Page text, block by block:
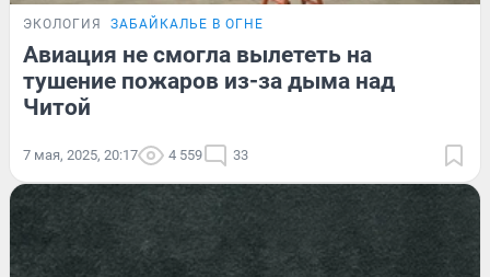
ЭКОЛОГИЯ ЗАБАЙКАЛЬЕ В ОГНЕ
Авиация не смогла вылететь на
тушение пожаров из-за дыма над
Читой
7 мая, 2025, 20:17 4 559 33